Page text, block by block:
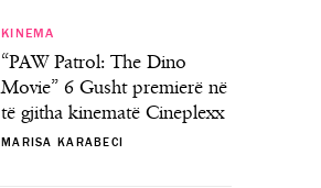
KINEMA
“PAW Patrol: The Dino
Movie” 6 Gusht premierë në
të gjitha kinematë Cineplexx
MARISA KARABECI